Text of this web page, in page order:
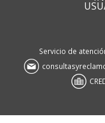
Servicio de